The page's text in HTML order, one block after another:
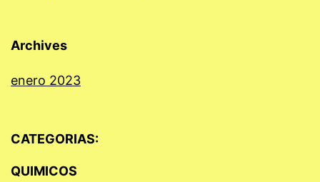
Archives
enero 2023
CATEGORIAS:
QUIMICOS